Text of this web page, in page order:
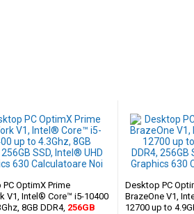
OptimX Prime
V1, Intel® Core™ i5-10400
8GB DDR4, 256GB
Desktop PC
BrazeOne V1,
12700 up to